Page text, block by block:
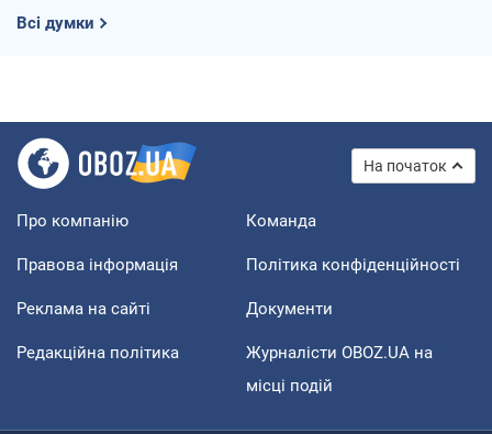
Всі думки
На початок
Про компанію Команда
Правова інформація Політика конфіденційності
Реклама на сайті Документи
Редакційна політика
Журналісти OBOZ.UA на
місці подій